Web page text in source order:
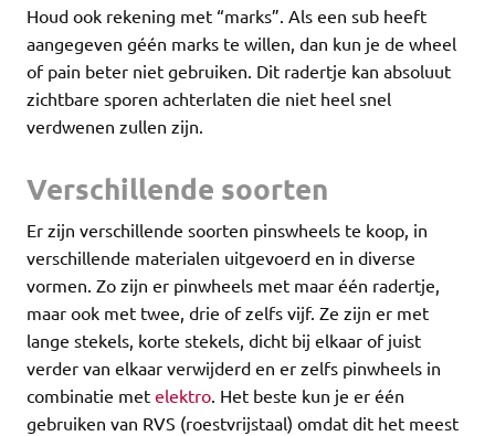
Houd ook rekening met “marks”. Als een sub heeft
aangegeven géén marks te willen, dan kun je de wheel
of pain beter niet gebruiken. Dit radertje kan absoluut
zichtbare sporen achterlaten die niet heel snel
verdwenen zullen zijn.
Verschillende soorten
Er zijn verschillende soorten pinswheels te koop, in
verschillende materialen uitgevoerd en in diverse
vormen. Zo zijn er pinwheels met maar één radertje,
maar ook met twee, drie of zelfs vijf. Ze zijn er met
lange stekels, korte stekels, dicht bij elkaar of juist
verder van elkaar verwijderd en er zelfs pinwheels in
combinatie met elektro. Het beste kun je er één
gebruiken van RVS (roestvrijstaal) omdat dit het meest